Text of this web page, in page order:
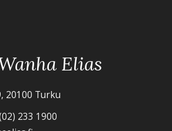
Elias
20100 Turku
233 1900